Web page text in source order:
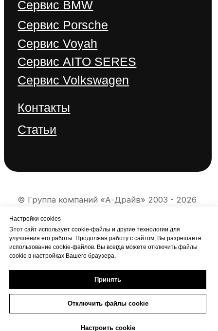
Настройки cookies
Этот сайт использует cookie-файлы и другие технологии для
улучшения его работы. Продолжая работу с сайтом, Вы разрешаете
использование cookie-файлов. Вы всегда можете отключить файлы
cookie в настройках Вашего браузера.
Принять
Отключить файлы cookie
Настроить cookie